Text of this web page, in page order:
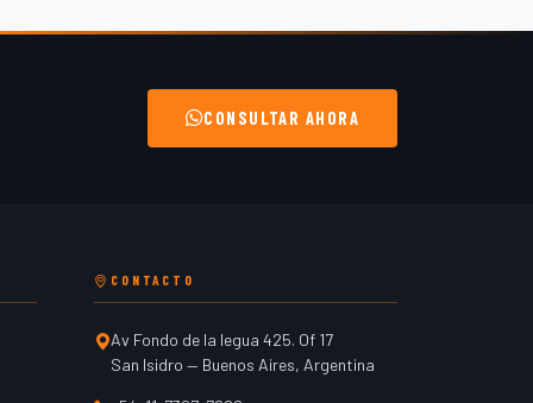
CONSULTAR AHORA
CONTACTO
Av Fondo de la legua 425. Of 17
San Isidro — Buenos Aires, Argentina